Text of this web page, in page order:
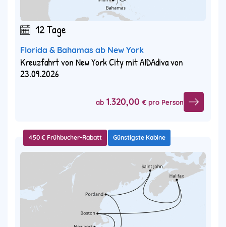
12 Tage
Florida & Bahamas ab New York
Kreuzfahrt von New York City mit AIDAdiva von
23.09.2026
ab 1.320,00 € pro Person
450 € Frühbucher-Rabatt Günstigste Kabine